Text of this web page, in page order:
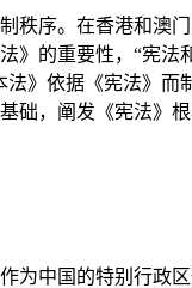
秩序。在香港和澳
》的重要性，“宪法
》依据《宪法》而
础，阐发《宪法》
中国的特别行政区